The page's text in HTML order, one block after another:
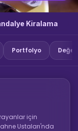
Kiralama
Portfolyo
için
Ustaları'nda